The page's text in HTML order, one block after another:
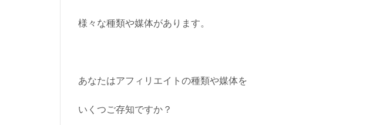
様々な種類や媒体があります。
あなたはアフィリエイトの種類や媒体を
いくつご存知ですか？